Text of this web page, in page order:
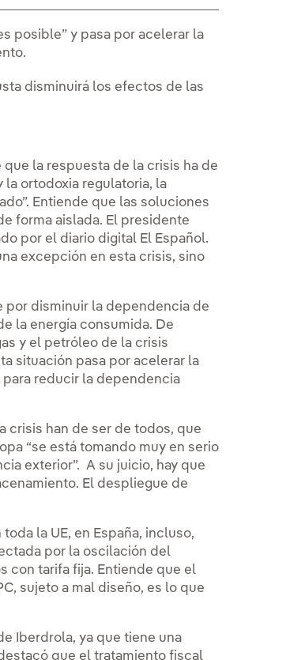
posible” y pasa por acelerar la
disminuirá los efectos de las
la respuesta de la crisis ha de
la ortodoxia regulatoria, la
Entiende que las soluciones
forma aislada. El presidente
por el diario digital El Español.
excepción en esta crisis, sino
por disminuir la dependencia de
la energía consumida. De
y el petróleo de la crisis
situación pasa por acelerar la
reducir la dependencia
crisis han de ser de todos, que
“se está tomando muy en serio
exterior”. A su juicio, hay que
El despliegue de
la UE, en España, incluso,
por la oscilación del
con tarifa fija. Entiende que el
sujeto a mal diseño, es lo que
Iberdrola, ya que tiene una
que el tratamiento fiscal